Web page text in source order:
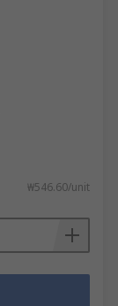
₩546.60/unit